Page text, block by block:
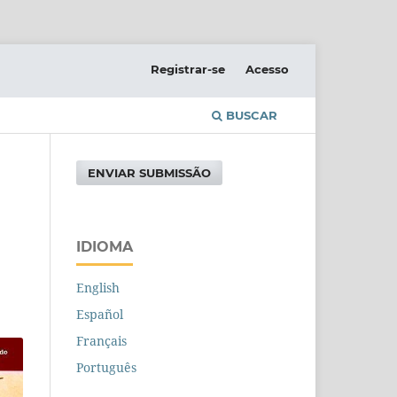
BUSCAR
Registrar-se Acesso
ENVIAR SUBMISSÃO
IDIOMA
English
Español
Français
Português